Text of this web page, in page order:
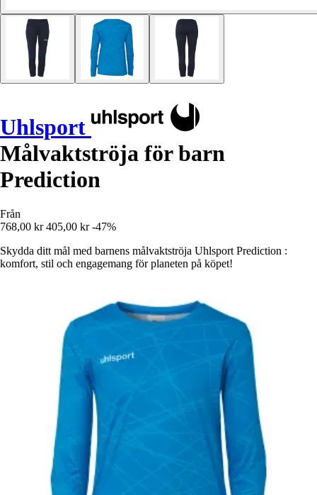
Uhlsport
Målvaktströja för barn
Prediction
Från
768,00 kr 405,00 kr -47%
Skydda ditt mål med barnens målvaktströja Uhlsport Prediction :
komfort, stil och engagemang för planeten på köpet!